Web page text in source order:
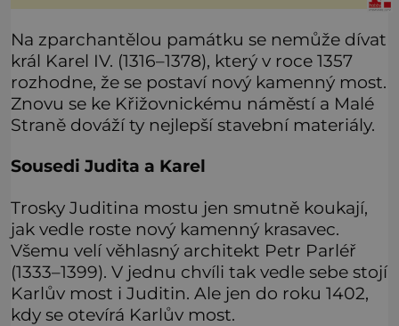
Na zparchantělou památku se nemůže dívat
král Karel IV. (1316–1378), který v roce 1357
rozhodne, že se postaví nový kamenný most.
Znovu se ke Křižovnickému náměstí a Malé
Straně dováží ty nejlepší stavební materiály.
Sousedi Judita a Karel
Trosky Juditina mostu jen smutně koukají,
jak vedle roste nový kamenný krasavec.
Všemu velí věhlasný architekt Petr Parléř
(1333–1399). V jednu chvíli tak vedle sebe stojí
Karlův most i Juditin. Ale jen do roku 1402,
kdy se otevírá Karlův most.